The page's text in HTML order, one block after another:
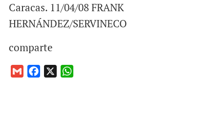
Caracas. 11/04/08 FRANK
HERNÁNDEZ/SERVINECO
comparte